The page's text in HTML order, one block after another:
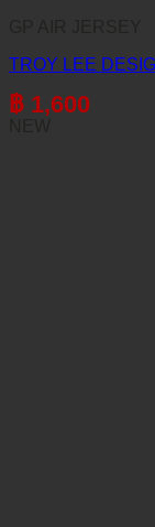
TROY LEE
฿ 1,600